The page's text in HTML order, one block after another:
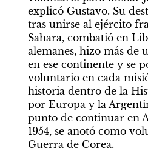
explicó Gustavo. Su
tras unirse al ejército
Sahara, combatió en
alemanes, hizo más de
en ese continente y se
voluntario en cada
historia dentro de la
por Europa y la
punto de continuar en
1954, se anotó como
Guerra de Corea.